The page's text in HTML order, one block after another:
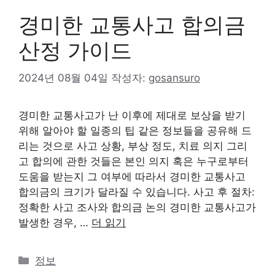
경미한 교통사고 합의금
산정 가이드
2024년 08월 04일 작성자: gosansuro
경미한 교통사고가 난 이후에 제대로 보상을 받기
위해 알아야 할 일종의 팁 같은 정보들을 공유해 드
리는 것으로 사고 상황, 부상 정도, 치료 의지 그리
고 합의에 관한 것들은 본인 의지 혹은 누구로부터
도움을 받는지 그 여부에 따라서 경미한 교통사고
합의금의 크기가 달라질 수 있습니다. 사고 후 절차:
정확한 사고 조사와 합의금 논의 경미한 교통사고가
발생한 경우, … 더 읽기
카
정보